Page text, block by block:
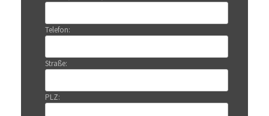
Telefon:
Straße:
PLZ: